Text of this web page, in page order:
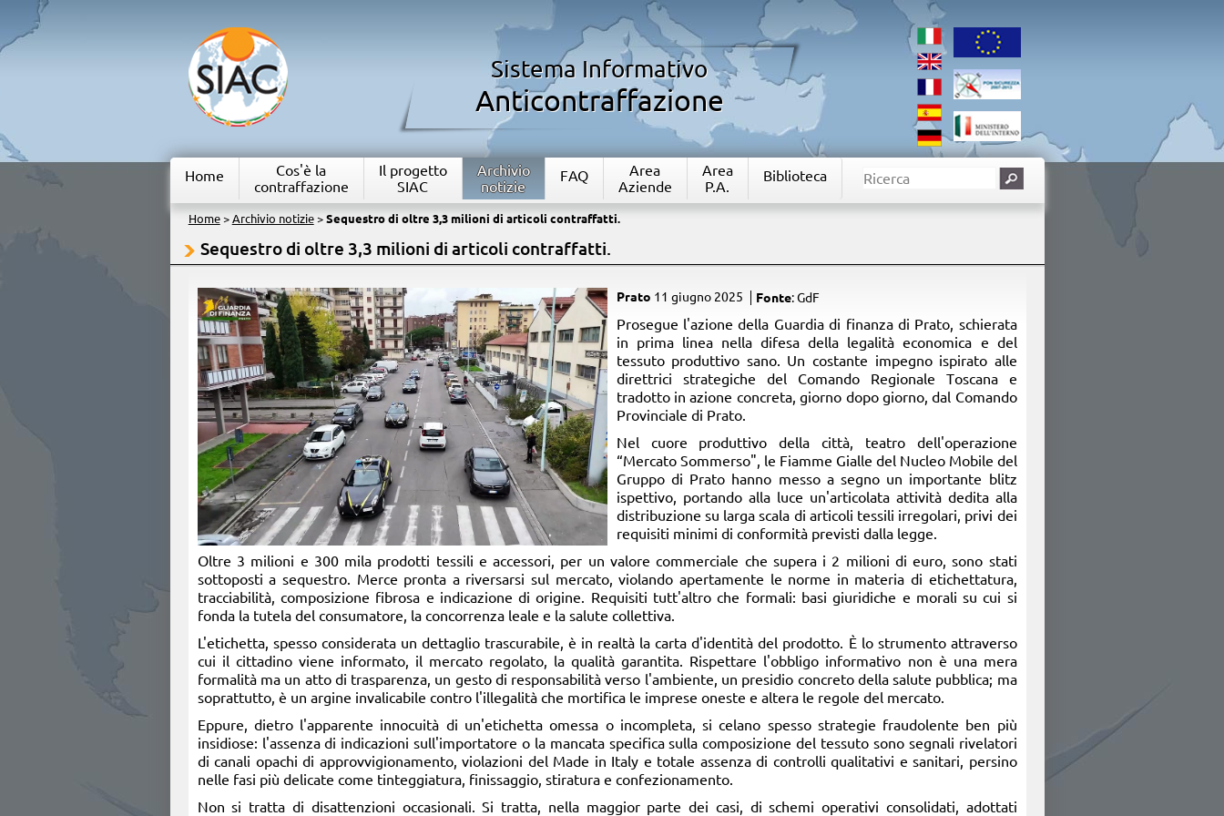
Sistema Informativo
Anticontraffazione
Home
Cos'è la
contraffazione
Il progetto
SIAC
Archivio
notizie
FAQ
Area
Aziende
Area
P.A.
Biblioteca
Home> Archivio notizie> Sequestro di oltre 3,3 milioni di articoli contraffatti.
Sequestro di oltre 3,3 milioni di articoli contraffatti.
Prato 11 giugno 2025 Fonte: GdF
​Prosegue l'azione della Guardia di finanza di Prato, schierata
in prima linea nella difesa della legalità economica e del
tessuto produttivo sano. Un costante impegno ispirato alle
direttrici strategiche del Comando Regionale Toscana e
tradotto in azione concreta, giorno dopo giorno, dal Comando
Provinciale di Prato.
Nel cuore produttivo della città, teatro dell'operazione
“Mercato Sommerso", le Fiamme Gialle del Nucleo Mobile del
Gruppo di Prato hanno messo a segno un importante blitz
ispettivo, portando alla luce un'articolata attività dedita alla
distribuzione su larga scala di articoli tessili irregolari, privi dei
requisiti minimi di conformità previsti dalla legge.
Oltre 3 milioni e 300 mila prodotti tessili e accessori, per un valore commerciale che supera i 2 milioni di euro, sono stati
sottoposti a sequestro. Merce pronta a riversarsi sul mercato, violando apertamente le norme in materia di etichettatura,
tracciabilità, composizione fibrosa e indicazione di origine. Requisiti tutt'altro che formali: basi giuridiche e morali su cui si
fonda la tutela del consumatore, la concorrenza leale e la salute collettiva.
L'etichetta, spesso considerata un dettaglio trascurabile, è in realtà la carta d'identità del prodotto. È lo strumento attraverso
cui il cittadino viene informato, il mercato regolato, la qualità garantita. Rispettare l'obbligo informativo non è una mera
formalità ma un atto di trasparenza, un gesto di responsabilità verso l'ambiente, un presidio concreto della salute pubblica; ma
soprattutto, è un argine invalicabile contro l'illegalità che mortifica le imprese oneste e altera le regole del mercato.
Eppure, dietro l'apparente innocuità di un'etichetta omessa o incompleta, si celano spesso strategie fraudolente ben più
insidiose: l'assenza di indicazioni sull'importatore o la mancata specifica sulla composizione del tessuto sono segnali rivelatori
di canali opachi di approvvigionamento, violazioni del Made in Italy e totale assenza di controlli qualitativi e sanitari, persino
nelle fasi più delicate come tinteggiatura, finissaggio, stiratura e confezionamento.
Non si tratta di disattenzioni occasionali. Si tratta, nella maggior parte dei casi, di schemi operativi consolidati, adottati